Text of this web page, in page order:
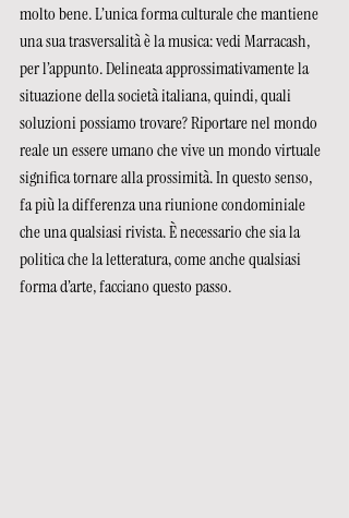
molto bene. L’unica forma culturale che mantiene
una sua trasversalità è la musica: vedi Marracash,
per l’appunto. Delineata approssimativamente la
situazione della società italiana, quindi, quali
soluzioni possiamo trovare? Riportare nel mondo
reale un essere umano che vive un mondo virtuale
significa tornare alla prossimità. In questo senso,
fa più la differenza una riunione condominiale
che una qualsiasi rivista. È necessario che sia la
politica che la letteratura, come anche qualsiasi
forma d’arte, facciano questo passo.